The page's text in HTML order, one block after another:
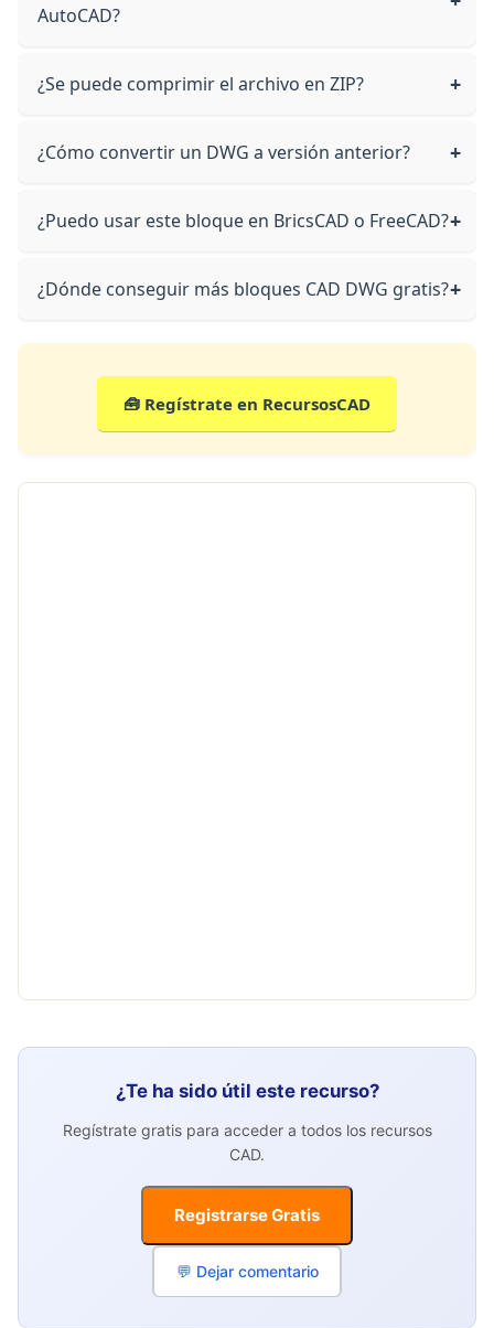
AutoCAD?
¿Se puede comprimir el archivo en ZIP?
¿Cómo convertir un DWG a versión anterior?
¿Puedo usar este bloque en BricsCAD o FreeCAD?
¿Dónde conseguir más bloques CAD DWG gratis?
🧰 Regístrate en RecursosCAD
¿Te ha sido útil este recurso?
Regístrate gratis para acceder a todos los recursos
CAD.
Registrarse Gratis
💬 Dejar comentario